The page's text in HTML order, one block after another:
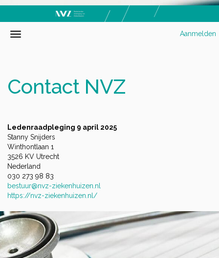
Aanmelden
Contact NVZ
Ledenraadpleging 9 april 2025
Stanny Snijders
Winthontlaan 1
3526 KV Utrecht
Nederland
030 273 98 83
bestuur@nvz-ziekenhuizen.nl
https://nvz-ziekenhuizen.nl/